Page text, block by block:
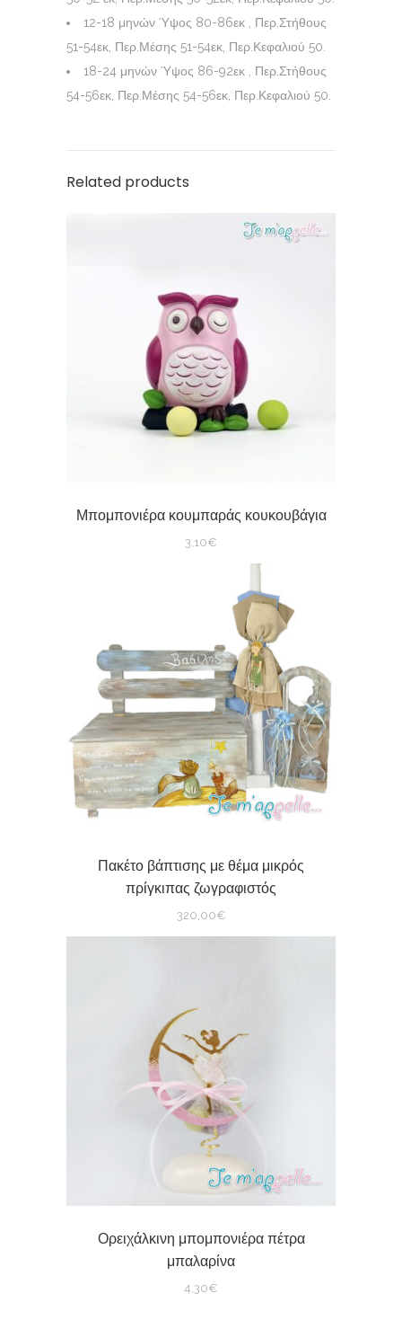
12-18 μηνών Ύψος 80-86εκ , Περ.Στήθους
51-54εκ, Περ.Μέσης 51-54εκ, Περ.Κεφαλιού 50.
18-24 μηνών Ύψος 86-92εκ , Περ.Στήθους
54-56εκ, Περ.Μέσης 54-56εκ, Περ.Κεφαλιού 50.
Related products
Μπομπονιέρα κουμπαράς κουκουβάγια
3,10€
Πακέτο βάπτισης με θέμα μικρός
πρίγκιπας ζωγραφιστός
320,00€
Ορειχάλκινη μπομπονιέρα πέτρα
μπαλαρίνα
4,30€